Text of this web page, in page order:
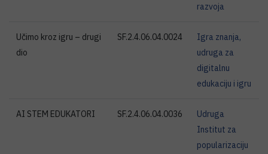
razvoja
Učimo kroz igru – drugi
dio
SF.2.4.06.04.0024
Igra znanja,
udruga za
digitalnu
edukaciju i igru
AI STEM EDUKATORI SF.2.4.06.04.0036
Udruga
Institut za
popularizaciju